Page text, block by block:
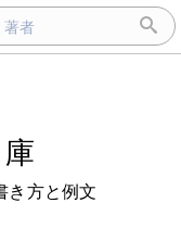
き方と例文